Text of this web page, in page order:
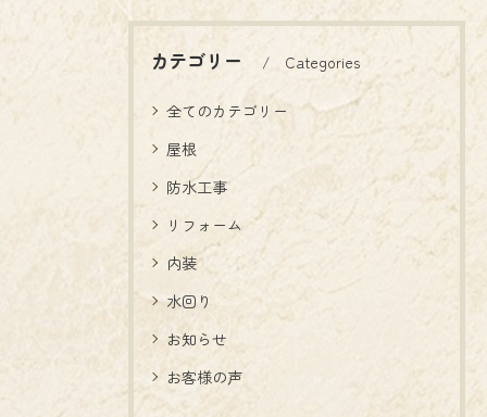
カテゴリー Categories
全てのカテゴリー
屋根
防水工事
リフォーム
内装
水回り
お知らせ
お客様の声